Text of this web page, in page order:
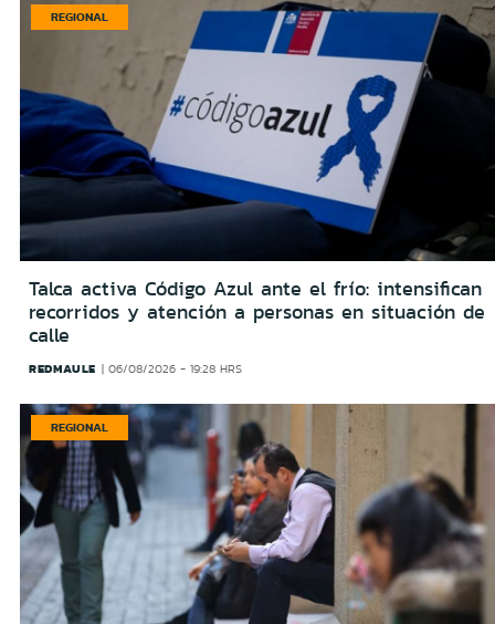
REGIONAL
Talca activa Código Azul ante el frío: intensifican
recorridos y atención a personas en situación de
calle
REDMAULE 06/08/2026 - 19:28 HRS
REGIONAL